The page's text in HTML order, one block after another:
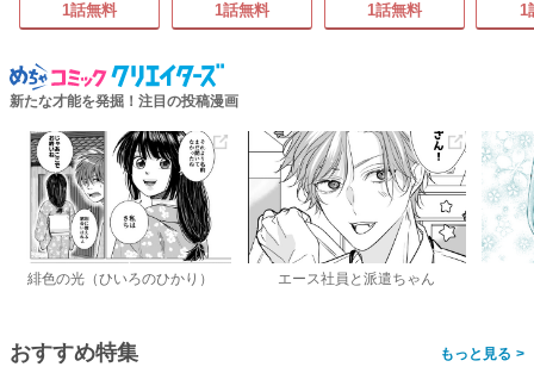
1話無料 1話無料 1話無料 1
新たな才能を発掘！注目の投稿漫画
緋色の光（ひいろのひかり） エース社員と派遣ちゃん
おすすめ特集 >